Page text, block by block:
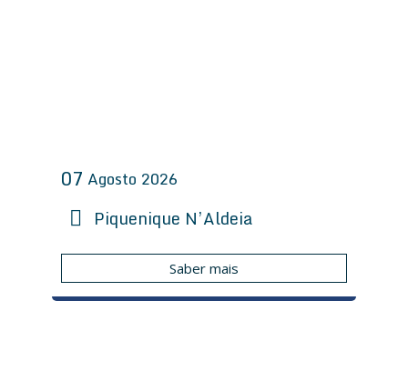
07 Agosto 2026
Piquenique N’Aldeia
Saber mais